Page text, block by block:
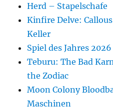
Herd – Stapelschafe
Kinfire Delve:
Keller
Spiel des Jahres 2026
Teburu: The Bad
the Zodiac
Moon Colony
Maschinen